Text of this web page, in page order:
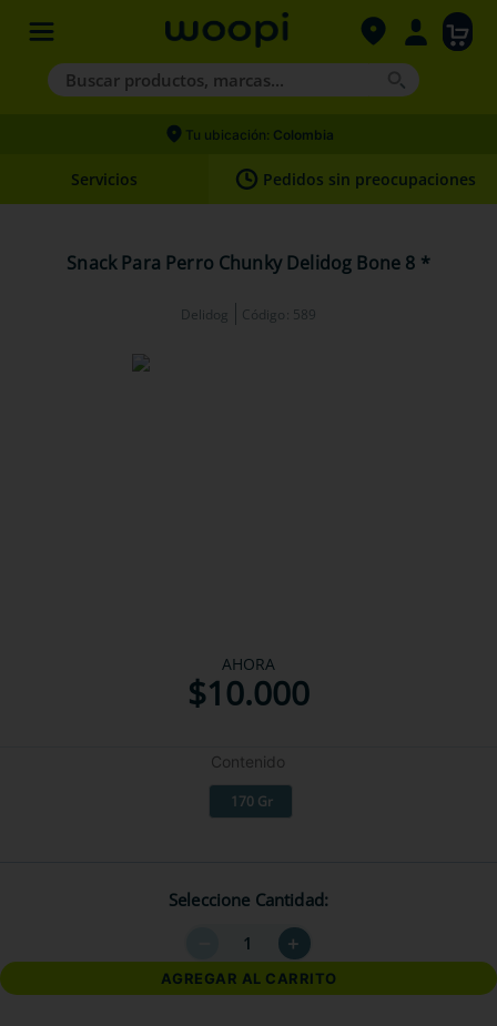
Buscar productos, marcas...
Términos más buscados
2.
hills
Tu ubicación: Colombia
Servicios Pedidos sin preocupaciones
Snack Para Perro Chunky Delidog Bone 8 *
Delidog Código: 589
AHORA
$10.000
Contenido
170 Gr
Seleccione Cantidad
＋
AGREGAR AL CARRITO